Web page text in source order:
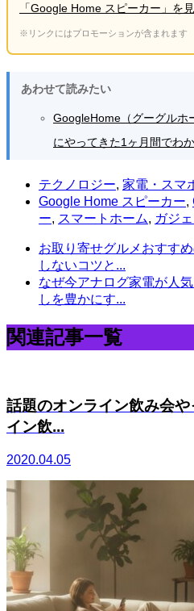
「Google Home スピーカー」を
※リンクにはプロモーションが含まれます
あわせて読みたい
GoogleHome（グーグルホ
にやってきた1ヶ月間でわか
テクノロジー, 家電・スマ
Google Home スピーカー,
ー, スマートホーム, ガジ
お取り寄せグルメおすす
しないコツと...
なぜ今アナログ家電が人
しを豊かにす...
関連記事一覧
話題のオンライン飲み会
イン飲...
2020.04.05